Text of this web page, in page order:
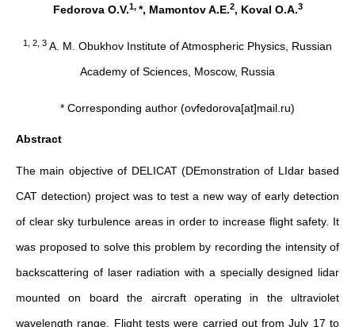
Fedorova O.V.1, *, Mamontov A.E.2, Koval O.A.3
1, 2, 3 A. M. Obukhov Institute of Atmospheric Physics, Russian
Academy of Sciences, Moscow, Russia
* Corresponding author (ovfedorova[at]mail.ru)
Abstract
The main objective of DELICAT (DEmonstration of LIdar based
CAT detection) project was to test a new way of early detection
of clear sky turbulence areas in order to increase flight safety. It
was proposed to solve this problem by recording the intensity of
backscattering of laser radiation with a specially designed lidar
mounted on board the aircraft operating in the ultraviolet
wavelength range. Flight tests were carried out from July 17 to